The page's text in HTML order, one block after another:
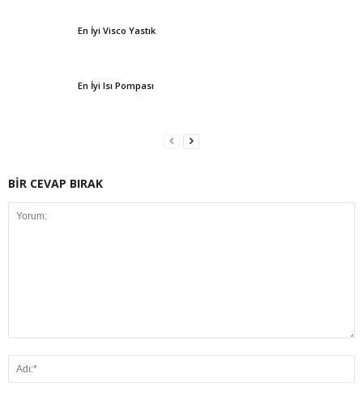
En İyi Visco Yastık
En İyi Isı Pompası
BİR CEVAP BIRAK